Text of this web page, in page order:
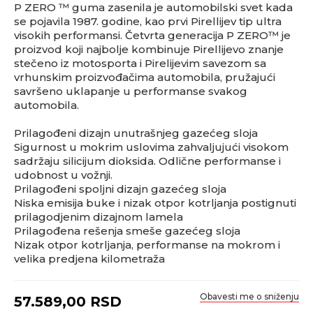
P ZERO ™ guma zasenila je automobilski svet kada
se pojavila 1987. godine, kao prvi Pirellijev tip ultra
visokih performansi. Četvrta generacija P ZERO™ je
proizvod koji najbolje kombinuje Pirellijevo znanje
stečeno iz motosporta i Pirelijevim savezom sa
vrhunskim proizvođačima automobila, pružajući
savršeno uklapanje u performanse svakog
automobila.
Prilagođeni dizajn unutrašnjeg gazećeg sloja
Sigurnost u mokrim uslovima zahvaljujući visokom
sadržaju silicijum dioksida. Odlične performanse i
udobnost u vožnji.
Prilagođeni spoljni dizajn gazećeg sloja
Niska emisija buke i nizak otpor kotrljanja postignuti
prilagodjenim dizajnom lamela
Prilagođena rešenja smeše gazećeg sloja
Nizak otpor kotrljanja, performanse na mokrom i
velika predjena kilometraža
57.589,00 RSD Obavesti me o sniženju